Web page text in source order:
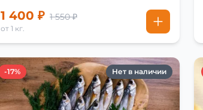
1 400 ₽ 1 550 ₽
от 1 кг.
-17% Нет в наличии